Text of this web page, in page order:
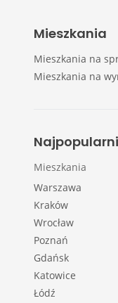
Mieszkania
Mieszkania na
Mieszkania na
Mieszkania
Warszawa
Kraków
Wrocław
Poznań
Gdańsk
Katowice
Łódź